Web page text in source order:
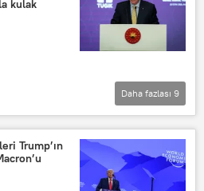
kulak
İş insanları
Daha fazlası 9
Trump’ın